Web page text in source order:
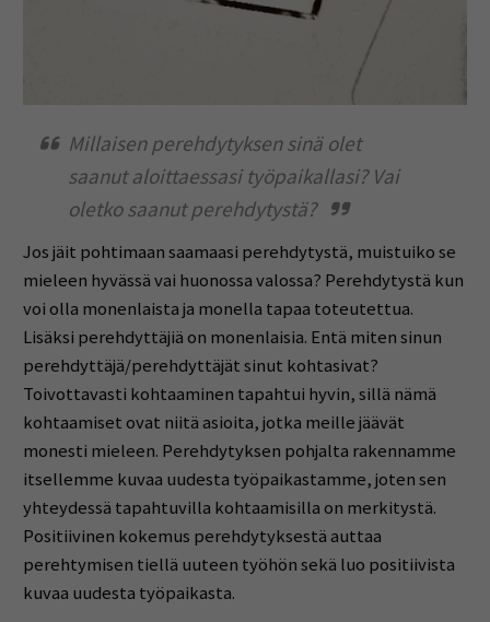
Millaisen perehdytyksen sinä olet
saanut aloittaessasi työpaikallasi? Vai
oletko saanut perehdytystä?
Jos jäit pohtimaan saamaasi perehdytystä, muistuiko se
mieleen hyvässä vai huonossa valossa? Perehdytystä kun
voi olla monenlaista ja monella tapaa toteutettua.
Lisäksi perehdyttäjiä on monenlaisia. Entä miten sinun
perehdyttäjä/perehdyttäjät sinut kohtasivat?
Toivottavasti kohtaaminen tapahtui hyvin, sillä nämä
kohtaamiset ovat niitä asioita, jotka meille jäävät
monesti mieleen. Perehdytyksen pohjalta rakennamme
itsellemme kuvaa uudesta työpaikastamme, joten sen
yhteydessä tapahtuvilla kohtaamisilla on merkitystä.
Positiivinen kokemus perehdytyksestä auttaa
perehtymisen tiellä uuteen työhön sekä luo positiivista
kuvaa uudesta työpaikasta.